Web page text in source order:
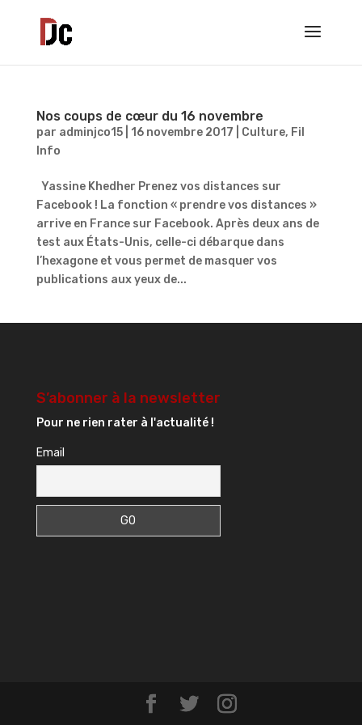
Nos coups de cœur du 16 novembre
par adminjco15| 16 novembre 2017 Culture, Fil
Info
Yassine Khedher Prenez vos distances sur
Facebook ! La fonction « prendre vos distances »
arrive en France sur Facebook. Après deux ans de
test aux États-Unis, celle-ci débarque dans
l’hexagone et vous permet de masquer vos
publications aux yeux de...
S’abonner à la newsletter
Pour ne rien rater à l'actualité !
Email